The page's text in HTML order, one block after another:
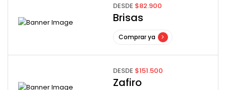
DESDE $82.900
Brisas
Comprar ya
DESDE $151.500
Zafiro